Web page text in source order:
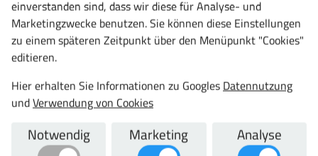
Schließsystem:
Zylinderschloss, Türen gemeinsam verschließbar
Farbe/Korpusfarbe:
Farbe Türen/Schubladen:
RAL 1018 Zinkgelb
Material:
Stahl
einverstanden sind, dass wir diese für Analyse- und
Marketingzwecke benutzen. Sie können diese Einstellungen
zu einem späteren Zeitpunkt über den Menüpunkt "Cookies"
editieren.
Hier erhalten Sie Informationen zu Googles Datennutzung
undVerwendung von Cookies
Notwendig Marketing Analyse